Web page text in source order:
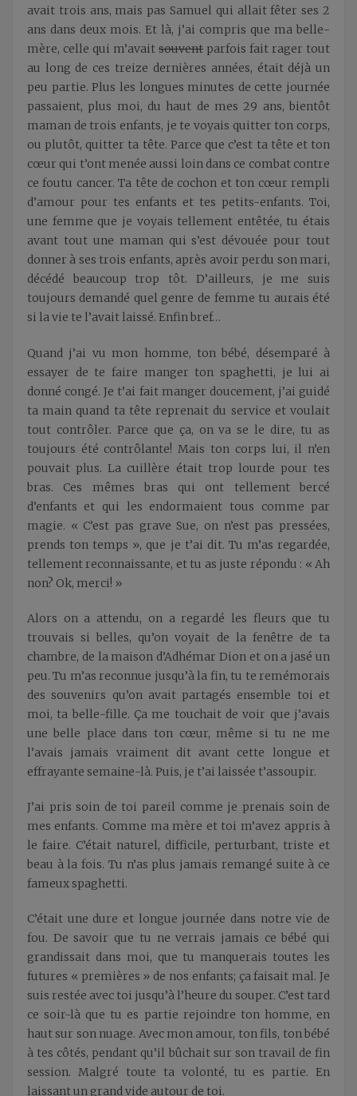
avait trois ans, mais pas Samuel qui allait fêter ses 2
ans dans deux mois. Et là, j’ai compris que ma belle-
mère, celle qui m’avait souvent parfois fait rager tout
au long de ces treize dernières années, était déjà un
peu partie. Plus les longues minutes de cette journée
passaient, plus moi, du haut de mes 29 ans, bientôt
maman de trois enfants, je te voyais quitter ton corps,
ou plutôt, quitter ta tête. Parce que c’est ta tête et ton
cœur qui t’ont menée aussi loin dans ce combat contre
ce foutu cancer. Ta tête de cochon et ton cœur rempli
d’amour pour tes enfants et tes petits-enfants. Toi,
une femme que je voyais tellement entêtée, tu étais
avant tout une maman qui s’est dévouée pour tout
donner à ses trois enfants, après avoir perdu son mari,
décédé beaucoup trop tôt. D’ailleurs, je me suis
toujours demandé quel genre de femme tu aurais été
si la vie te l’avait laissé. Enfin bref…
Quand j’ai vu mon homme, ton bébé, désemparé à
essayer de te faire manger ton spaghetti, je lui ai
donné congé. Je t’ai fait manger doucement, j’ai guidé
ta main quand ta tête reprenait du service et voulait
tout contrôler. Parce que ça, on va se le dire, tu as
toujours été contrôlante! Mais ton corps lui, il n’en
pouvait plus. La cuillère était trop lourde pour tes
bras. Ces mêmes bras qui ont tellement bercé
d’enfants et qui les endormaient tous comme par
magie. « C’est pas grave Sue, on n’est pas pressées,
prends ton temps », que je t’ai dit. Tu m’as regardée,
tellement reconnaissante, et tu as juste répondu : « Ah
non? Ok, merci! »
Alors on a attendu, on a regardé les fleurs que tu
trouvais si belles, qu’on voyait de la fenêtre de ta
chambre, de la maison d’Adhémar Dion et on a jasé un
peu. Tu m’as reconnue jusqu’à la fin, tu te remémorais
des souvenirs qu’on avait partagés ensemble toi et
moi, ta belle-fille. Ça me touchait de voir que j’avais
une belle place dans ton cœur, même si tu ne me
l’avais jamais vraiment dit avant cette longue et
effrayante semaine-là. Puis, je t’ai laissée t’assoupir.
J’ai pris soin de toi pareil comme je prenais soin de
mes enfants. Comme ma mère et toi m’avez appris à
le faire. C’était naturel, difficile, perturbant, triste et
beau à la fois. Tu n’as plus jamais remangé suite à ce
fameux spaghetti.
C’était une dure et longue journée dans notre vie de
fou. De savoir que tu ne verrais jamais ce bébé qui
grandissait dans moi, que tu manquerais toutes les
futures « premières » de nos enfants; ça faisait mal. Je
suis restée avec toi jusqu’à l’heure du souper. C’est tard
ce soir-là que tu es partie rejoindre ton homme, en
haut sur son nuage. Avec mon amour, ton fils, ton bébé
à tes côtés, pendant qu’il bûchait sur son travail de fin
session. Malgré toute ta volonté, tu es partie. En
laissant un grand vide autour de toi.